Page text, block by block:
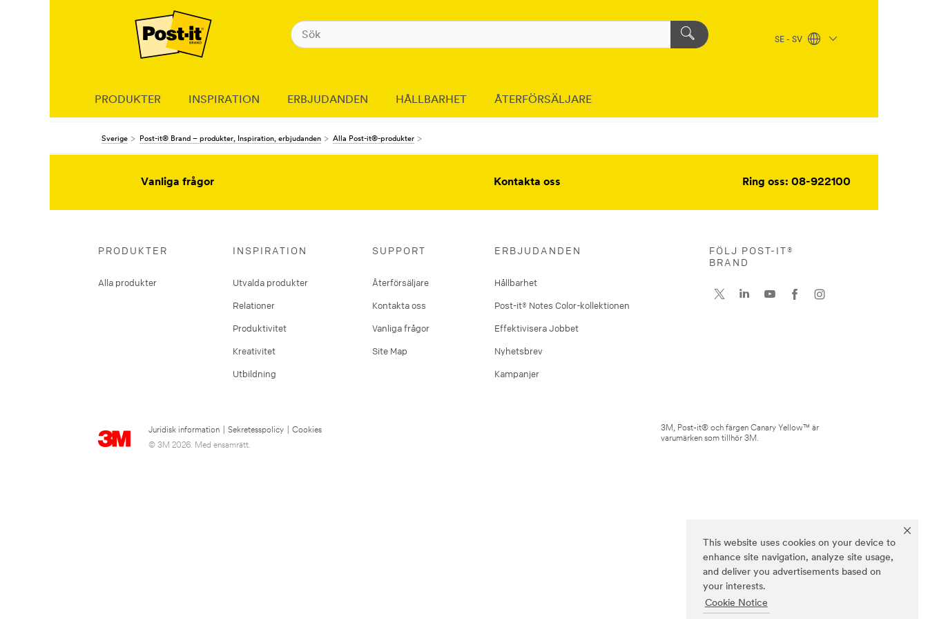
This website uses cookies on your device to
enhance site navigation, analyze site usage,
and deliver you advertisements based on
your interests.
Cookie Notice
SE - SV
PRODUKTER INSPIRATION ERBJUDANDEN HÅLLBARHET ÅTERFÖRSÄLJARE
Sverige Post-it® Brand – produkter, Inspiration, erbjudanden Alla Post-it®-produkter
Vanliga frågor Kontakta oss Ring oss: 08-922100
PRODUKTER
Alla produkter
INSPIRATION
Utvalda produkter
Relationer
Produktivitet
Kreativitet
Utbildning
SUPPORT
Återförsäljare
Kontakta oss
Vanliga frågor
Site Map
ERBJUDANDEN
Hållbarhet
Post-it® Notes Color-kollektionen
Effektivisera Jobbet
Nyhetsbrev
Kampanjer
Juridisk information Sekretesspolicy
Cookies
© 3M 2026. Med ensamrätt.
FÖLJ POST-IT®
BRAND
3M, Post-it® och färgen Canary Yellow™ är
varumärken som tillhör 3M.